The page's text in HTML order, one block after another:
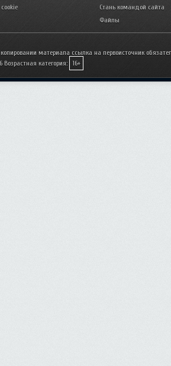
Стань командой сайта
Файлы
материала ссылка на первоисточник
Возрастная категория: 16+